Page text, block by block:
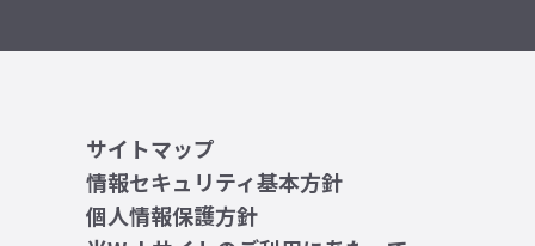
サイトマップ
情報セキュリティ基本方針
個人情報保護方針